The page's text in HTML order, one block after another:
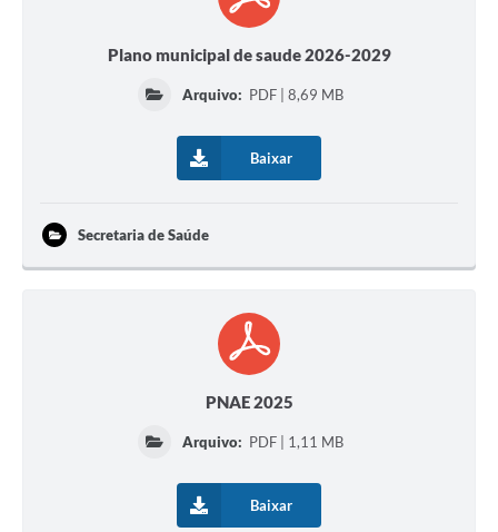
Plano municipal de saude 2026-2029
Arquivo: PDF | 8,69 MB
Baixar
Secretaria de Saúde
PNAE 2025
Arquivo: PDF | 1,11 MB
Baixar